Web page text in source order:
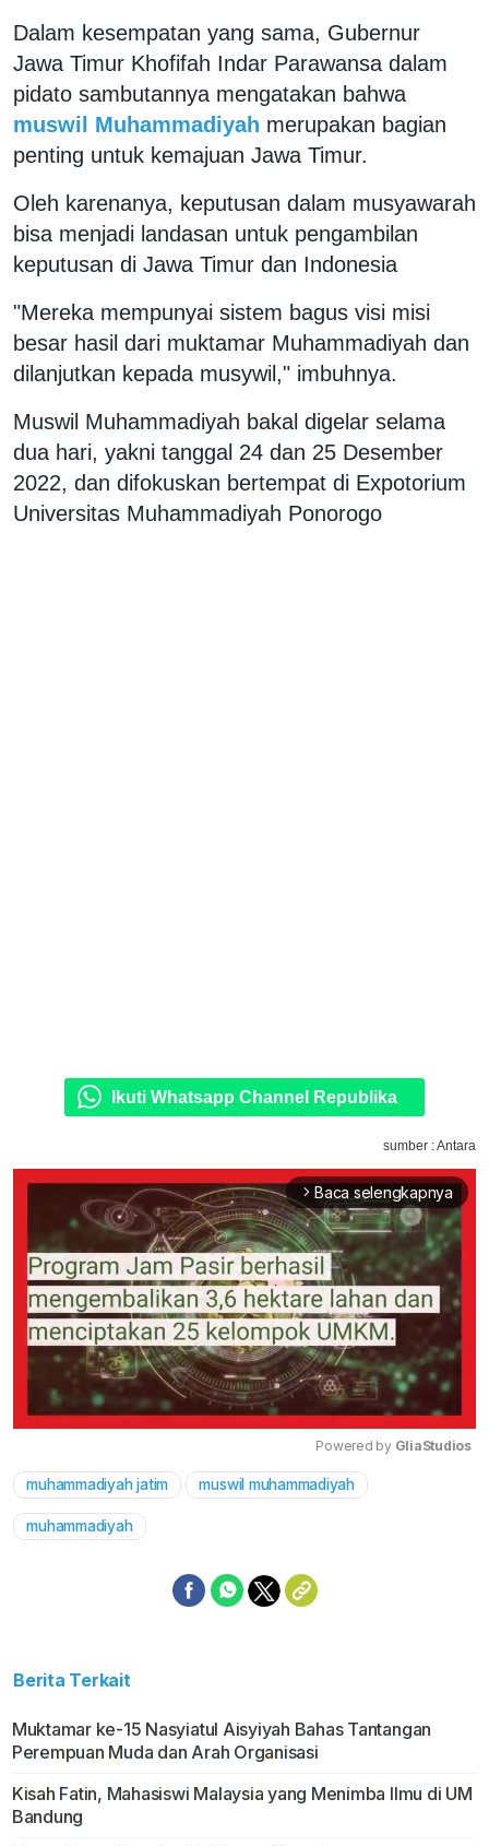
Dalam kesempatan yang sama, Gubernur
Jawa Timur Khofifah Indar Parawansa dalam
pidato sambutannya mengatakan bahwa
muswil Muhammadiyah merupakan bagian
penting untuk kemajuan Jawa Timur.
Oleh karenanya, keputusan dalam musyawarah
bisa menjadi landasan untuk pengambilan
keputusan di Jawa Timur dan Indonesia
"Mereka mempunyai sistem bagus visi misi
besar hasil dari muktamar Muhammadiyah dan
dilanjutkan kepada musywil," imbuhnya.
Muswil Muhammadiyah bakal digelar selama
dua hari, yakni tanggal 24 dan 25 Desember
2022, dan difokuskan bertempat di Expotorium
Universitas Muhammadiyah Ponorogo
Ikuti Whatsapp Channel Republika
sumber : Antara
arrow_forward_ios Baca selengkapnya
Powered by GliaStudios
muhammadiyah jatim muswil muhammadiyah
muhammadiyah
Berita Terkait
Muktamar ke-15 Nasyiatul Aisyiyah Bahas Tantangan
Perempuan Muda dan Arah Organisasi
Kisah Fatin, Mahasiswi Malaysia yang Menimba Ilmu di UM
Bandung